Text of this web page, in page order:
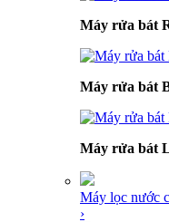
Máy rửa bát
Máy rửa bát
Máy rửa bát
Máy lọc nước
›